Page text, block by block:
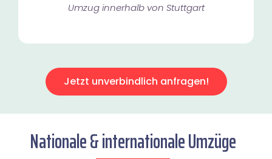
Umzug innerhalb von Stuttgart​
Jetzt unverbindlich anfragen!
Nationale & internationale Umzüge